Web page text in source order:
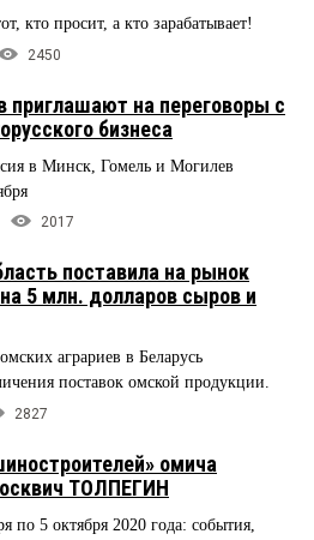
кто просит, а кто зарабатывает!
2450
приглашают на переговоры с
бизнеса
в Минск, Гомель и Могилев
2017
поставила на рынок
5 млн. долларов сыров и
аграриев в Беларусь
поставок омской продукции.
2827
омича
ТОЛПЕГИН
по 5 октября 2020 года: события,